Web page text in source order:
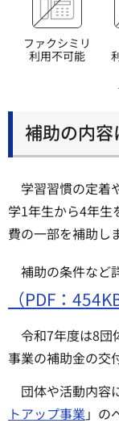
ファクシミリ
利用不可能
補助の内容
学習習慣の定着
学1年生から4年生
費の一部を補助し
補助の条件など
（PDF：
令和7年度は8団
事業の補助金の交
団体や活動内容
トアップ事業 」の